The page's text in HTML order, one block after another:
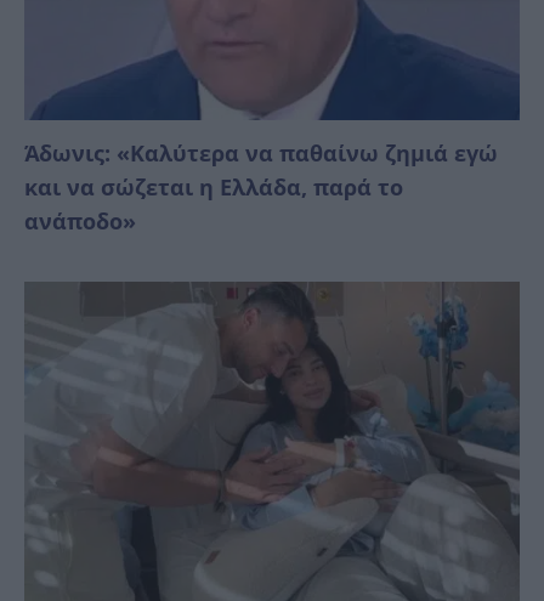
Άδωνις: «Καλύτερα να παθαίνω ζημιά εγώ
και να σώζεται η Ελλάδα, παρά το
ανάπoδο»